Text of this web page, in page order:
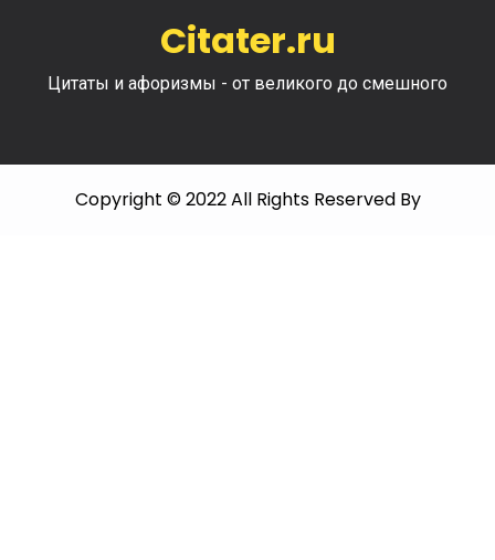
Citater.ru
Цитаты и афоризмы - от великого до смешного
Copyright © 2022 All Rights Reserved By